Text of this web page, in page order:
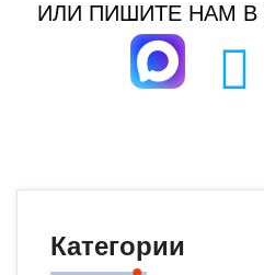
ИЛИ ПИШИТЕ НАМ
Категории